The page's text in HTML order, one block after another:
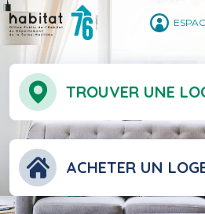
TROUVER UNE
ACHETER UN